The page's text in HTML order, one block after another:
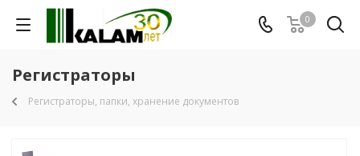
0
Регистраторы
Регистраторы, папки, хранение документов